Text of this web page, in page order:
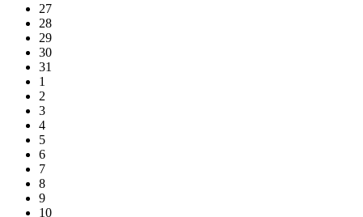
27
28
29
30
31
1
2
3
4
5
6
7
8
9
10